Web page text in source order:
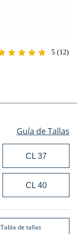
5 (12)
Guía de Tallas
CL 37
CL 40
Tabla de tallas